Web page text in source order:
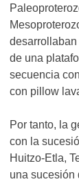
de una
secuencia
con pillow
Por tanto, la
con la
Huitzo-Etla,
una sucesión